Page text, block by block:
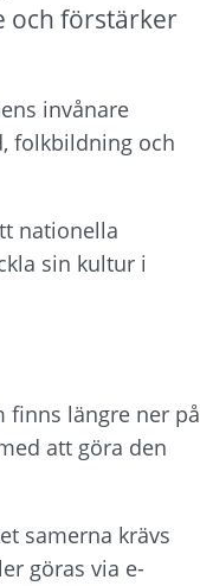
och förstärker
invånare
folkbildning och
nationella
sin kultur i
finns längre ner på
att göra den
samerna krävs
göras via e-